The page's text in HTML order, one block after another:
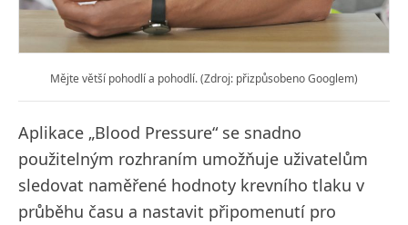
Mějte větší pohodlí a pohodlí. (Zdroj: přizpůsobeno Googlem)
Aplikace „Blood Pressure“ se snadno
použitelným rozhraním umožňuje uživatelům
sledovat naměřené hodnoty krevního tlaku v
průběhu času a nastavit připomenutí pro